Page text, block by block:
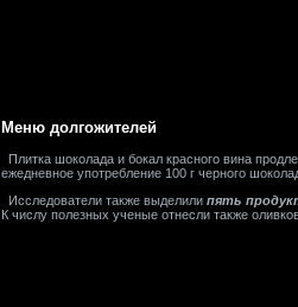
Меню долгожителей
Плитка шоколада и бокал красного вина
ежедневное употребление 100 г черного
Исследователи также выделили пять
К числу полезных ученые отнесли также